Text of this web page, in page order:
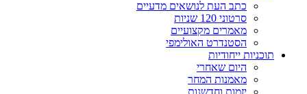
כתב העת לנושאים מדעיים
סרטוני 120 שניות
מאמרים מקצועיים
הסטנדרט האולימפי
תוכניות ייחודיות
היום שאחרי
מאמנות המחר
יזמות וחדשנות